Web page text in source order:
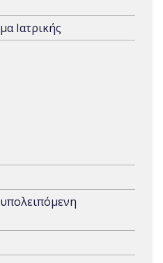
Ιατρικής